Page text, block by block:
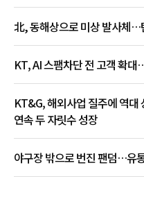
北, 동해상으로 미상 발사체…
KT, AI 스팸차단 전 고객 확
KT&G, 해외사업 질주에 역
연속 두 자릿수 성장
야구장 밖으로 번진 팬덤…유